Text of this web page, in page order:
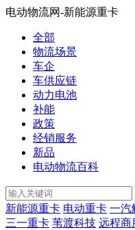
电动物流网-新能源重卡
全部
物流场景
车企
车供应链
动力电池
补能
政策
经销服务
新品
电动物流百科
新能源重卡 电动重卡 一汽
三一重卡 苇渡科技 远程商